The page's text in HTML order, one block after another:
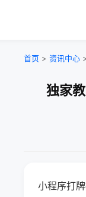
首页 > 资讯中心
独家
小程序打